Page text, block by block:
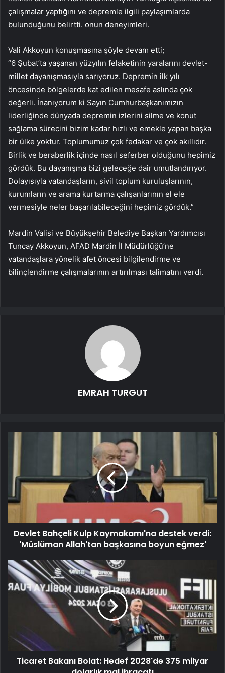
çalışmalar yaptığını ve depremle ilgili paylaşımlarda
bulunduğunu belirtti. onun deneyimleri.
Vali Akkoyun konuşmasına şöyle devam etti;
“6 Şubat’ta yaşanan yüzyılın felaketinin yaralarını devlet-
millet dayanışmasıyla sarıyoruz. Depremin ilk yılı
öncesinde bölgelerde kat edilen mesafe aslında çok
değerli. İnanıyorum ki Sayın Cumhurbaşkanımızın
liderliğinde dünyada depremin izlerini silme ve konut
sağlama sürecini bizim kadar hızlı ve emekle yapan başka
bir ülke yoktur. Toplumumuz çok fedakar ve çok akıllıdır.
Birlik ve beraberlik içinde nasıl seferber olduğunu hepimiz
gördük. Bu dayanışma bizi geleceğe dair umutlandırıyor.
Dolayısıyla vatandaşların, sivil toplum kuruluşlarının,
kurumların ve arama kurtarma çalışanlarının el ele
vermesiyle neler başarılabileceğini hepimiz gördük.”
Mardin Valisi ve Büyükşehir Belediye Başkan Yardımcısı
Tuncay Akkoyun, AFAD Mardin İl Müdürlüğü’ne
vatandaşlara yönelik afet öncesi bilgilendirme ve
bilinçlendirme çalışmalarının artırılması talimatını verdi.
EMRAH TURGUT
Devlet Bahçeli Kulp Kaymakamı'na destek verdi:
'Müslüman Allah'tan başkasına boyun eğmez'
Ticaret Bakanı Bolat: Hedef 2028'de 375 milyar